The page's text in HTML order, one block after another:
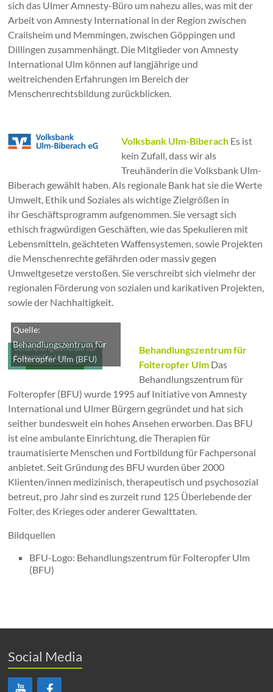
sich das Ulmer Amnesty-Büro um nahezu alles, was mit der
Arbeit von Amnesty International in der Region zwischen
Crailsheim und Memmingen, zwischen Göppingen und
Dillingen zusammenhängt. Die Mitglieder von Amnesty
International Ulm können auf langjährige und
weitreichenden Erfahrungen im Bereich der
Menschenrechtsbildung zurückblicken.
Volksbank Ulm-Biberach Es ist
kein Zufall, dass wir als
Treuhänderin die Volksbank Ulm-
Biberach gewählt haben. Als regionale Bank hat sie die Werte
Umwelt, Ethik und Soziales als wichtige Zielgrößen in
ihr Geschäftsprogramm aufgenommen. Sie versagt sich
ethisch fragwürdigen Geschäften, wie das Spekulieren mit
Lebensmitteln, geächteten Waffensystemen, sowie Projekten
die Menschenrechte gefährden oder massiv gegen
Umweltgesetze verstoßen. Sie verschreibt sich vielmehr der
regionalen Förderung von sozialen und karikativen Projekten,
sowie der Nachhaltigkeit.
Quelle:
Behandlungszentrum für
Folteropfer Ulm (BFU)
Behandlungszentrum für
Folteropfer Ulm Das
Behandlungszentrum für
Folteropfer (BFU) wurde 1995 auf Initiative von Amnesty
International und Ulmer Bürgern gegründet und hat sich
seither bundesweit ein hohes Ansehen erworben. Das BFU
ist eine ambulante Einrichtung, die Therapien für
traumatisierte Menschen und Fortbildung für Fachpersonal
anbietet. Seit Gründung des BFU wurden über 2000
Klienten/innen medizinisch, therapeutisch und psychosozial
betreut, pro Jahr sind es zurzeit rund 125 Überlebende der
Folter, des Krieges oder anderer Gewalttaten.
Bildquellen
BFU-Logo: Behandlungszentrum für Folteropfer Ulm
(BFU)
Social Media